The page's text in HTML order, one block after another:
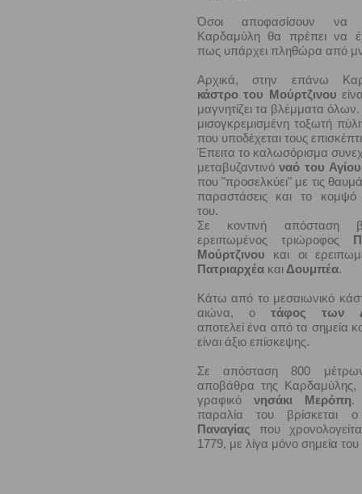
Όσοι αποφασίσουν
Καρδαμύλη θα πρέπει να
πως υπάρχει πληθώρα από
Αρχικά, στην επάνω
κάστρο του Μούρτζινου
μαγνητίζει τα βλέμματα όλων.
μισογκρεμισμένη τοξωτή πύλη
που υποδέχεται τους
Έπειτα το καλωσόρισμα
μεταβυζαντινόναό του
που "προσελκύει" με τις
παραστάσεις και το κομψό
του.
Σε κοντινή απόσταση
ερειπωμένος τριώροφος
Μούρτζινου και οι
Πατριαρχέα καιΔουμπέα.
Κάτω από το μεσαιωνικό
αιώνα, ο τάφος των
αποτελεί ένα από τα σημεία
είναι άξιο επίσκεψης.
Σε απόσταση 800
αποβάθρα της Καρδαμύλης,
γραφικό νησάκι Μερόπη.
παραλία του βρίσκεται
Παναγίας που
1779, με λίγα μόνο σημεία